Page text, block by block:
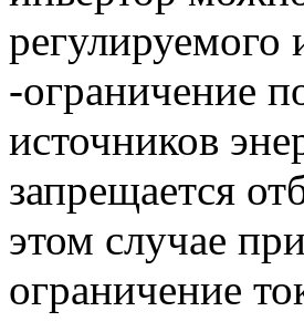
регулируемого
-ограничение
источников
запрещается
этом случае
ограничение